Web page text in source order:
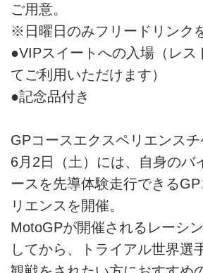
ご用意。
※日曜日のみフリードリンク
●VIPスイートへの入場（レス
てご利用いただけます）
●記念品付き
GPコースエクスペリエンスチ
6月2日（土）には、自身のバ
ースを先導体験走行できる
リエンスを開催。
MotoGPが開催されるレーシ
してから、トライアル世界選